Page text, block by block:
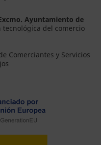
Ayuntamiento de
del comercio
Comerciantes y Servicios